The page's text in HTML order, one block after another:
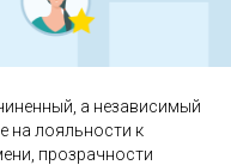
а независимый
на лояльности к
прозрачности